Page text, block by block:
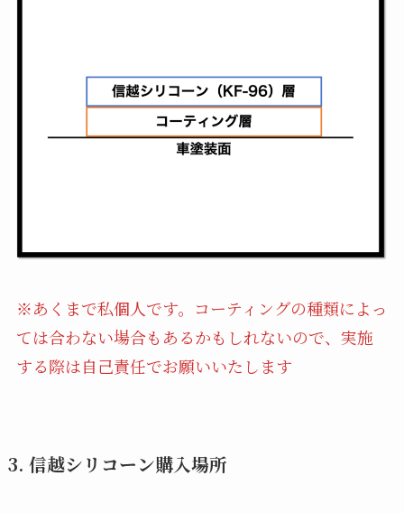
※あくまで私個人です。コーティングの種類によっ
ては合わない場合もあるかもしれないので、実施
する際は自己責任でお願いいたします
3. 信越シリコーン購入場所